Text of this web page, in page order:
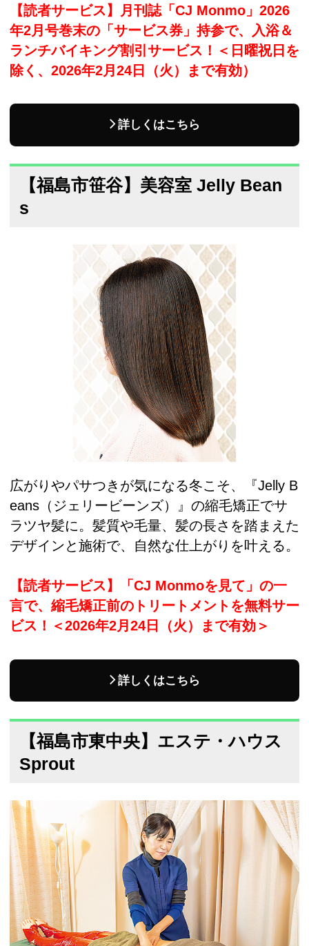
【読者サービス】月刊誌「CJ Monmo」2026
年2月号巻末の「サービス券」持参で、入浴＆
ランチバイキング割引サービス！＜日曜祝日を
除く、2026年2月24日（火）まで有効）
詳しくはこちら
【福島市笹谷】美容室 Jelly Bean
s
広がりやパサつきが気になる冬こそ、『Jelly B
eans（ジェリービーンズ）』の縮毛矯正でサ
ラツヤ髪に。髪質や毛量、髪の長さを踏まえた
デザインと施術で、自然な仕上がりを叶える。
【読者サービス】「CJ Monmoを見て」の一
言で、縮毛矯正前のトリートメントを無料サー
ビス！＜2026年2月24日（火）まで有効＞
詳しくはこちら
【福島市東中央】エステ・ハウス
Sprout